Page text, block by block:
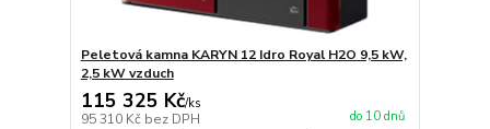
Peletová kamna KARYN 12 Idro Royal H2O 9,5 kW,
2,5 kW vzduch
115 325 Kč/ks
95 310 Kč bez DPH do 10 dnů